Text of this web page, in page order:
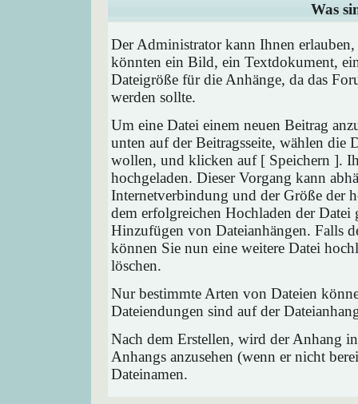
Was
Der Administrator kann Ihnen
könnten ein Bild, ein Textdokument,
Dateigröße für die Anhänge, da das
werden sollte.
Um eine Datei einem neuen Beitrag
unten auf der Beitragsseite, wählen
wollen, und klicken auf [ Speichern ].
hochgeladen. Dieser Vorgang kann
Internetverbindung und der Größe der
dem erfolgreichen Hochladen der
Hinzufügen von Dateianhängen. Falls
können Sie nun eine weitere Datei
löschen.
Nur bestimmte Arten von Dateien
Dateiendungen sind auf der
Nach dem Erstellen, wird der Anhang
Anhangs anzusehen (wenn er nicht
Dateinamen.